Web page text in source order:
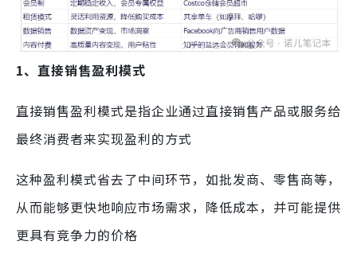
1、直接销售盈利模式
直接销售盈利模式是指企业通过直接销售产品或服务给
最终消费者来实现盈利的方式
这种盈利模式省去了中间环节，如批发商、零售商等，
从而能够更快地响应市场需求，降低成本，并可能提供
更具有竞争力的价格